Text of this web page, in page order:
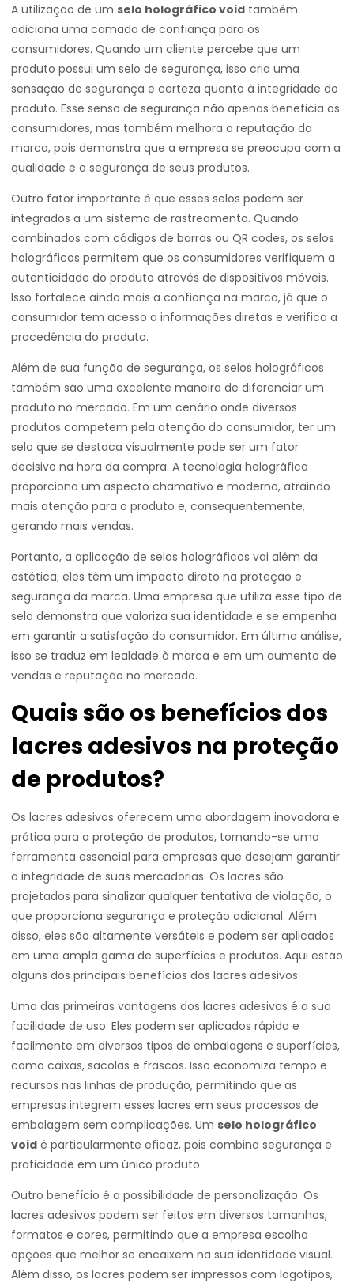
A utilização de um selo holográfico void também
adiciona uma camada de confiança para os
consumidores. Quando um cliente percebe que um
produto possui um selo de segurança, isso cria uma
sensação de segurança e certeza quanto à integridade do
produto. Esse senso de segurança não apenas beneficia os
consumidores, mas também melhora a reputação da
marca, pois demonstra que a empresa se preocupa com a
qualidade e a segurança de seus produtos.
Outro fator importante é que esses selos podem ser
integrados a um sistema de rastreamento. Quando
combinados com códigos de barras ou QR codes, os selos
holográficos permitem que os consumidores verifiquem a
autenticidade do produto através de dispositivos móveis.
Isso fortalece ainda mais a confiança na marca, já que o
consumidor tem acesso a informações diretas e verifica a
procedência do produto.
Além de sua função de segurança, os selos holográficos
também são uma excelente maneira de diferenciar um
produto no mercado. Em um cenário onde diversos
produtos competem pela atenção do consumidor, ter um
selo que se destaca visualmente pode ser um fator
decisivo na hora da compra. A tecnologia holográfica
proporciona um aspecto chamativo e moderno, atraindo
mais atenção para o produto e, consequentemente,
gerando mais vendas.
Portanto, a aplicação de selos holográficos vai além da
estética; eles têm um impacto direto na proteção e
segurança da marca. Uma empresa que utiliza esse tipo de
selo demonstra que valoriza sua identidade e se empenha
em garantir a satisfação do consumidor. Em última análise,
isso se traduz em lealdade à marca e em um aumento de
vendas e reputação no mercado.
Quais são os benefícios dos
lacres adesivos na proteção
de produtos?
Os lacres adesivos oferecem uma abordagem inovadora e
prática para a proteção de produtos, tornando-se uma
ferramenta essencial para empresas que desejam garantir
a integridade de suas mercadorias. Os lacres são
projetados para sinalizar qualquer tentativa de violação, o
que proporciona segurança e proteção adicional. Além
disso, eles são altamente versáteis e podem ser aplicados
em uma ampla gama de superfícies e produtos. Aqui estão
alguns dos principais benefícios dos lacres adesivos:
Uma das primeiras vantagens dos lacres adesivos é a sua
facilidade de uso. Eles podem ser aplicados rápida e
facilmente em diversos tipos de embalagens e superfícies,
como caixas, sacolas e frascos. Isso economiza tempo e
recursos nas linhas de produção, permitindo que as
empresas integrem esses lacres em seus processos de
embalagem sem complicações. Um selo holográfico
void é particularmente eficaz, pois combina segurança e
praticidade em um único produto.
Outro benefício é a possibilidade de personalização. Os
lacres adesivos podem ser feitos em diversos tamanhos,
formatos e cores, permitindo que a empresa escolha
opções que melhor se encaixem na sua identidade visual.
Além disso, os lacres podem ser impressos com logotipos,